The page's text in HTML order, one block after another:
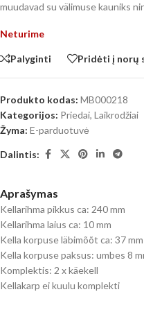
muudavad su välimuse kauniks
Neturime
Palyginti Pridėti į norų
Produkto kodas: MB000218
Kategorijos: Priedai, Laikrodžiai
Žyma: E-parduotuvė
Dalintis:
Aprašymas
Kellarihma pikkus ca: 240 mm
Kellarihma laius ca: 10 mm
Kella korpuse läbimõõt ca: 37 mm
Kella korpuse paksus: umbes 8
Komplektis: 2 x käekell
Kellakarp ei kuulu komplekti